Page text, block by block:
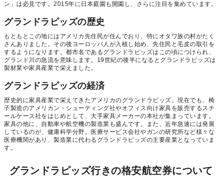
ン」は必見です。2015年に日本庭園も開園し、さらに注目を集めています。
グランドラピッズの歴史
もともとこの地にはアメリカ先住民が住んでおり、特にオタワ族の村がたく
さんありました。その後ヨーロッパ人が入植し始め、先住民と毛皮の取引を
するようになります。都市名であるグランドラピッズはこの頃につけられ、
グランド川の急流を意味します。19世紀の後半になるとグランドラピッズは
製材業や家具産業で栄えました。
グランドラピッズの経済
歴史的に家具産業で栄えてきたアメリカのグランドラピッズ。現在でも、椅
子製造のアメリカン・シューティング社やオフィス向け家具を販売するスチ
ールケース社をはじめとして、大手家具メーカーの本社が集まっています。
家具の他に、自動車や航空機の製造業も盛んです。また、近年急速には発展
しているのが、健康科学分野。医療サービス会社やガンの研究所など様々な
医療機関があり、製造業に代わるグランドラピッズの主要産業となっていま
す。
グランドラピッズ行きの格安航空券について